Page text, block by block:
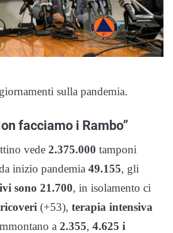
sulla pandemia.
facciamo i Rambo”
vede 2.375.000 tamponi
inizio pandemia 49.155, gli
sono 21.700, in isolamento ci
(+53), terapia intensiva
a 2.355, 4.625 i